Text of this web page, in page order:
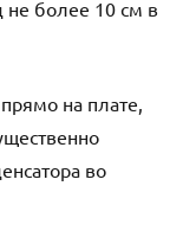
не более 10 см в
на плате,
во